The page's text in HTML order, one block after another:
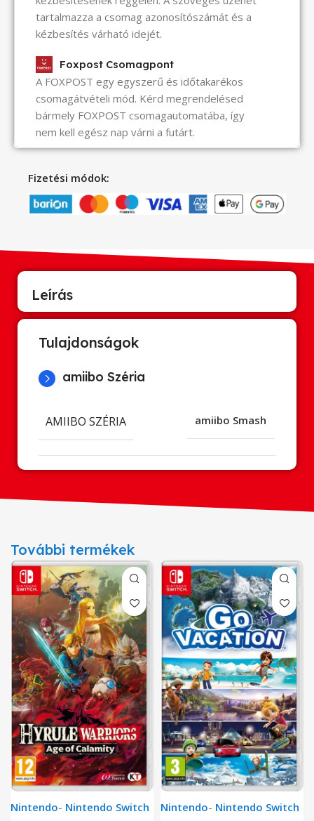
tartalmazza a csomag azonosítószámát és a
kézbesítés várható idejét.
Foxpost Csomagpont
A FOXPOST egy egyszerű és időtakarékos
csomagátvételi mód. Kérd megrendelésed
bármely FOXPOST csomagautomatába, így
nem kell egész nap várni a futárt.
Fizetési módok:
Leírás
Tulajdonságok
amiibo Széria
AMIIBO SZÉRIA amiibo Smash
További termékek
Nintendo- Nintendo Switch Nintendo- Nintendo Switch